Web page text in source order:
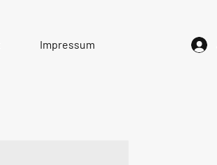
Impressum